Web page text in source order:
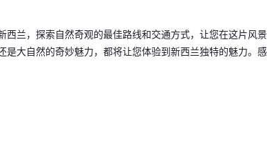
西兰，探索自然奇观的最佳路线和交通方式，让您在这片风
是大自然的奇妙魅力，都将让您体验到新西兰独特的魅力。